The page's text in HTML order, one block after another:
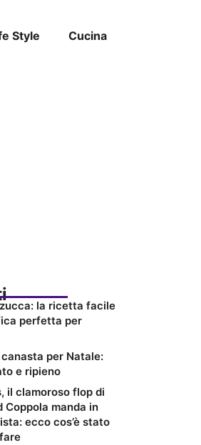
Style Cucina
la ricetta facile
perfetta per
per Natale:
e ripieno
il clamoroso flop di
Coppola manda in
ecco cos’è stato